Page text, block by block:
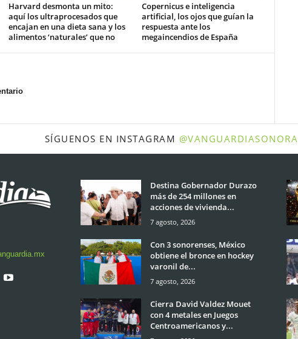
Harvard desmonta un mito:
aquí los ultraprocesados que
encajan en una dieta sana y los
alimentos ‘naturales’ que no
Copernicus e inteligencia
artificial, los ojos que guían la
respuesta ante los
megaincendios de España
SÍGUENOS EN INSTAGRAM @VANGUARDIASONORA
Destina Gobernador Durazo
más de 254 millones en
acciones de vivienda...
7 agosto, 2026
Con 3 sonorenses, México
obtiene el bronce en hockey
varonil de...
7 agosto, 2026
Cierra David Valdez Mouet
con 4 metales en Juegos
Centroamericanos y...